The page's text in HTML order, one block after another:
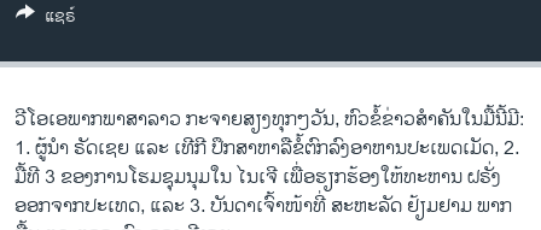
ສຽງ
ລາຍການກະຈາຍສຽງ
ພາສາຕ່າງໆ
ແຊຣ໌
ວີ​ໂອ​ເອພາກ​ພາສາ​ລາວ​ ກະຈາຍສຽງ​ທຸກໆ​ວັນ, ຫົວຂໍ້ຂ່າວສໍາຄັນໃນມື້ນີ້ມີ:
1. ຜູ້​ນຳ ຣັດ​ເຊຍ ແລະ ເທີ​ກີ ປຶກ​ສາ​ຫາ​ລື​ຂໍ້​ຕົກ​ລົງ​ອາ​ຫານ​ປະ​ເພດ​ເມັດ, 2.
ມື້ທີ 3 ຂອງການໂຮມຊຸມນຸມໃນ ໄນເຈີ ເພື່ອຮຽກຮ້ອງໃຫ້ທະຫານ ຝຣັ່ງ
ອອກຈາກ​ປະ​ເທດ, ແລະ 3. ບັນ​ດາ​ເຈົ້າ​ໜ້າ​ທີ່ ສະ​ຫະ​ລັດ ຢ້ຽມ​ຢາມ ພາກ​